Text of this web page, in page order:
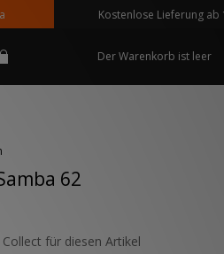
Kostenlose Lieferung ab 110 €
Der Warenkorb ist leer
62
für diesen Artikel